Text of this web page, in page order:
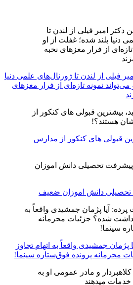
فیلی از لندن تا ژورنال‌های علمی دنیا
نمونه تازه‌ای از فرار مغزهای
قبولی های کنکور از مدارس
تحصیلی دانش اموزان ضعیف
جمشیدی واقعاً به اتهام تجاوز
محرمانه پرونده فوق‌ستاره سینما!